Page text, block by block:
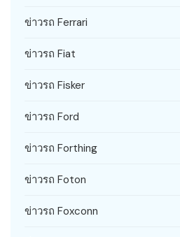
ข่าวรถ Ferrari
ข่าวรถ Fiat
ข่าวรถ Fisker
ข่าวรถ Ford
ข่าวรถ Forthing
ข่าวรถ Foton
ข่าวรถ Foxconn